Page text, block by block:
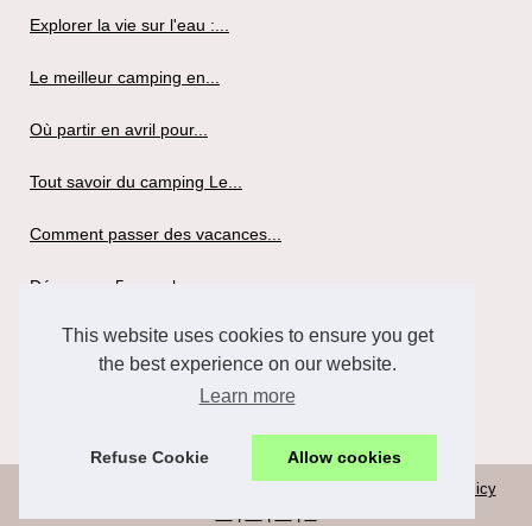
This website uses cookies to ensure you get
the best experience on our website.
Learn more
Refuse Cookie Allow cookies
Explorer la vie sur l'eau :...
Le meilleur camping en...
Où partir en avril pour...
Tout savoir du camping Le...
Comment passer des vacances...
Découvrez 5 superbes...
Louer un mobil-home pour...
Tout savoir du camping la...
Cookies Policy